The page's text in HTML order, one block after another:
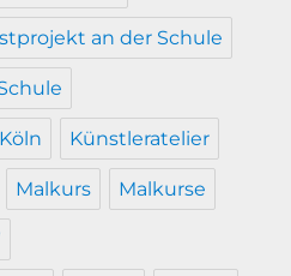
an der Schule
Köln Künstleratelier
Malkurs Malkurse